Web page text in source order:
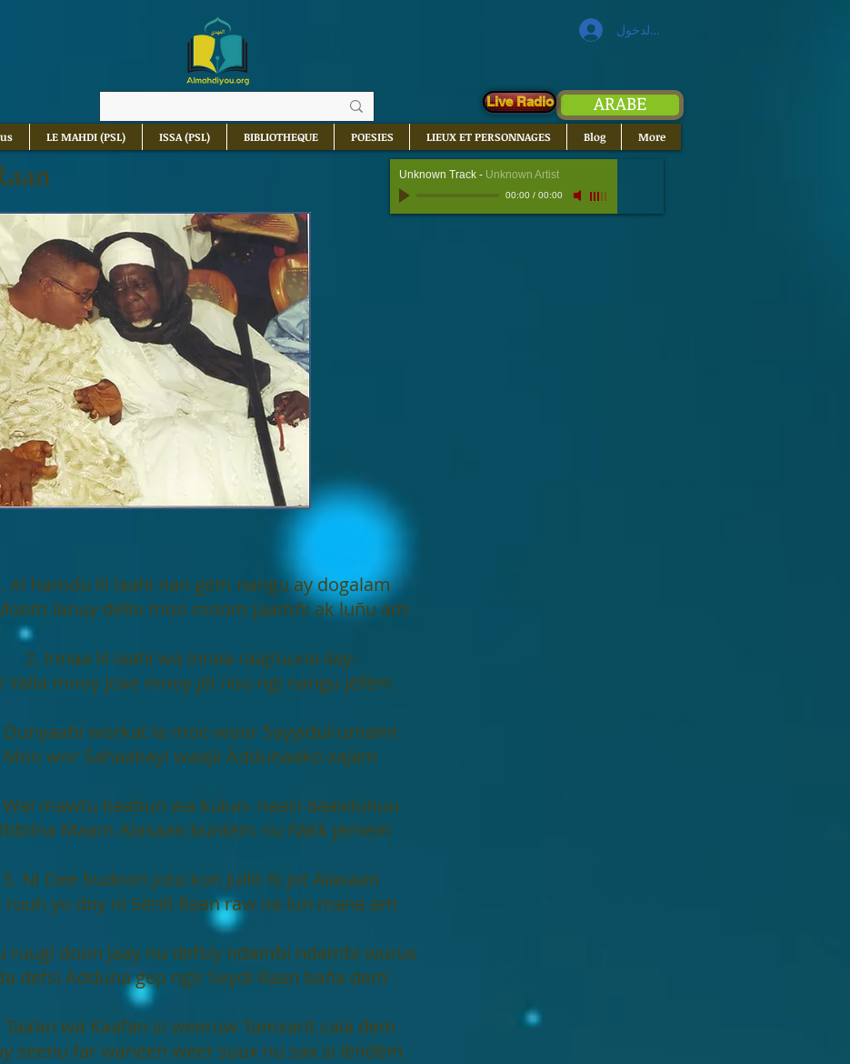
تسجيل الدخول
ARABE
Live Radio
LE MAHDI (PSL) ISSA (PSL) BIBLIOTHEQUE POESIES LIEUX ET PERSONNAGES Blog More
Unknown Track - Unknown Artist
00:00/ 00:00
Al hamdu lil laahi nan gëm nangu ay dogalam
lanuy dello moo moom jaamñi ak luñu am
2. Innaa lil laahi wa innaa raaji’uuna ilay-
Yalla mooy joxe mooy jël noo ngi nangu jëfëm
Dunyaabi workat la moo woor Sayyidul-umami
Moo wor Sahaabayi waajii Àddunaako xajam
Wal mawtu baabun wa kulun- naasi daaxiluhuu
Maam Alasaan buntëm nu ñàkk jëmëm
5. Ni Dee budoon jotu kon Jullit ñi jot Alasaan
ruuh yo doy ni Sëriñ Raan raw na lun mana am
ruugi doon jaay nu defsiy ndambi ndambi wurus
defsi Àdduna gep ngir Seydi Raan baña dem
Taa’an wa Kaafan si weeruw Tamxarit cala dem
seenu far waneen weer suux nu sax si lëndëm